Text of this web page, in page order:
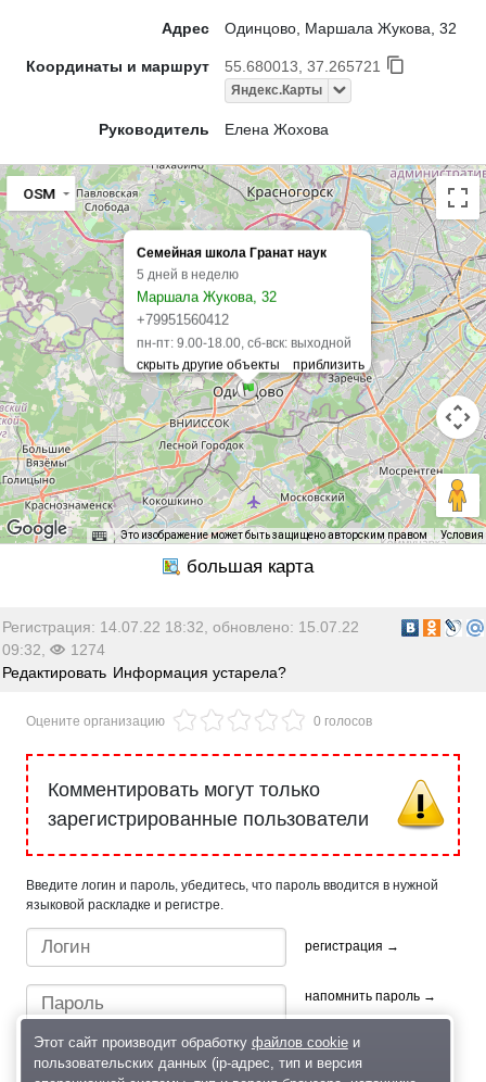
Адрес Одинцово, Маршала Жукова, 32
Координаты и маршрут 55.680013, 37.265721
Яндекс.Карты
Руководитель Елена Жохова
Семейная школа Гранат наук
5 дней в неделю
Маршала Жукова, 32
+79951560412
пн-пт: 9.00-18.00, сб-вск: выходной
OSM
Это изображение может быть защищено авторским правом Условия
Регистрация: 14.07.22 18:32, обновлено: 15.07.22
09:32,
1274
Редактировать Информация устарела?
Оцените организацию 0 голосов
Комментировать могут только
зарегистрированные пользователи
Введите логин и пароль, убедитесь, что пароль вводится в нужной
языковой раскладке и регистре.
регистрация →
напомнить пароль →
Этот сайт производит обработку файлов cookieи
пользовательских данных (ip-адрес, тип и версия